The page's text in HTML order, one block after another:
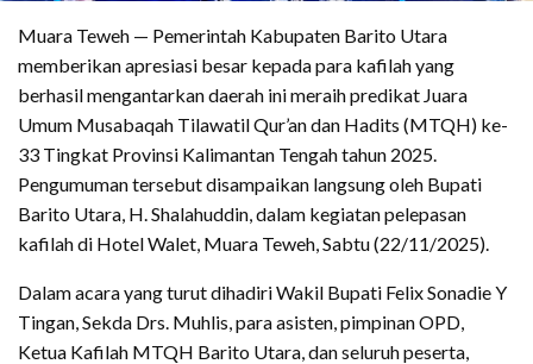
Muara Teweh — Pemerintah Kabupaten Barito Utara
memberikan apresiasi besar kepada para kafilah yang
berhasil mengantarkan daerah ini meraih predikat Juara
Umum Musabaqah Tilawatil Qur’an dan Hadits (MTQH) ke-
33 Tingkat Provinsi Kalimantan Tengah tahun 2025.
Pengumuman tersebut disampaikan langsung oleh Bupati
Barito Utara, H. Shalahuddin, dalam kegiatan pelepasan
kafilah di Hotel Walet, Muara Teweh, Sabtu (22/11/2025).
Dalam acara yang turut dihadiri Wakil Bupati Felix Sonadie Y
Tingan, Sekda Drs. Muhlis, para asisten, pimpinan OPD,
Ketua Kafilah MTQH Barito Utara, dan seluruh peserta,